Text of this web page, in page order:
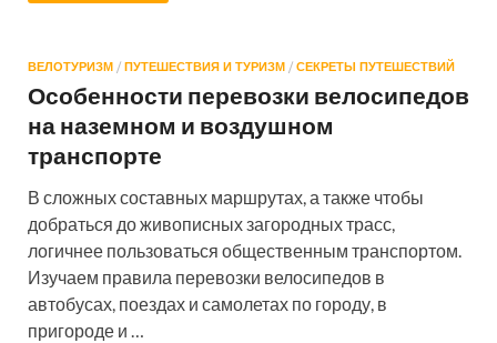
ВЕЛОТУРИЗМ / ПУТЕШЕСТВИЯ И ТУРИЗМ / СЕКРЕТЫ ПУТЕШЕСТВИЙ
Особенности перевозки велосипедов
на наземном и воздушном
транспорте
В сложных составных маршрутах, а также чтобы
добраться до живописных загородных трасс,
логичнее пользоваться общественным транспортом.
Изучаем правила перевозки велосипедов в
автобусах, поездах и самолетах по городу, в
пригороде и …